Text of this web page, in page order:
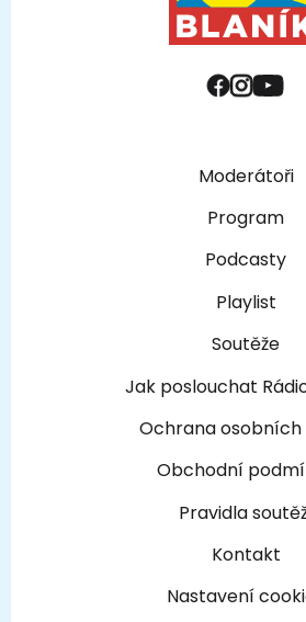
Moderátoři
Program
Podcasty
Playlist
Soutěže
Jak poslouchat
Ochrana osobních
Obchodní
Pravidla
Kontakt
Nastavení